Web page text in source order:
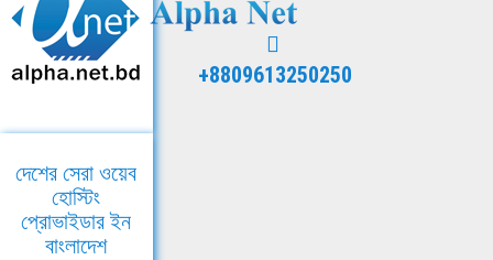
+8809613250250
দেশের সেরা ওয়েব
হোস্টিং
প্রোভাইডার ইন
বাংলাদেশ